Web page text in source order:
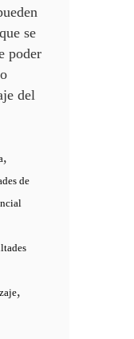
se
poder
del
,
de
,